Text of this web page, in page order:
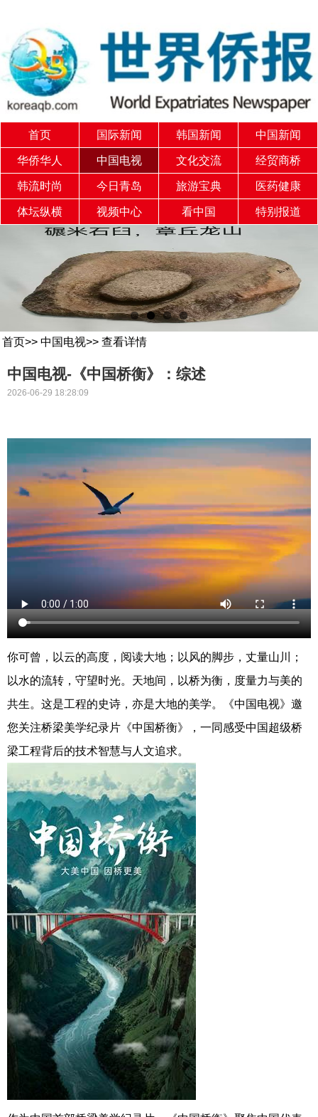
首页 国际新闻 韩国新闻 中国新闻
华侨华人 中国电视 文化交流 经贸商桥
韩流时尚 今日青岛 旅游宝典 医药健康
体坛纵横 视频中心 看中国 特别报道
首页>> 中国电视>> 查看详情
中国电视-《中国桥衡》：综述
2026-06-29 18:28:09
你可曾，以云的⾼度，阅读⼤地；以⻛的脚步，丈量⼭川；
以⽔的流转，守望时光。天地间，以桥为衡，度量⼒与美的
共⽣。这是⼯程的史诗，亦是⼤地的美学。《中国电视》邀
您关注桥梁美学纪录片《中国桥衡》，一同感受中国超级桥
梁工程背后的技术智慧与人文追求。